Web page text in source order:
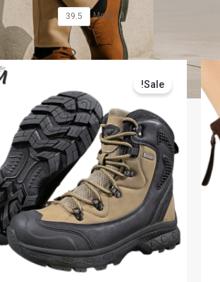
39.5 10 More
Sale!
המקורי
היה:
הוא:
₪399.00.